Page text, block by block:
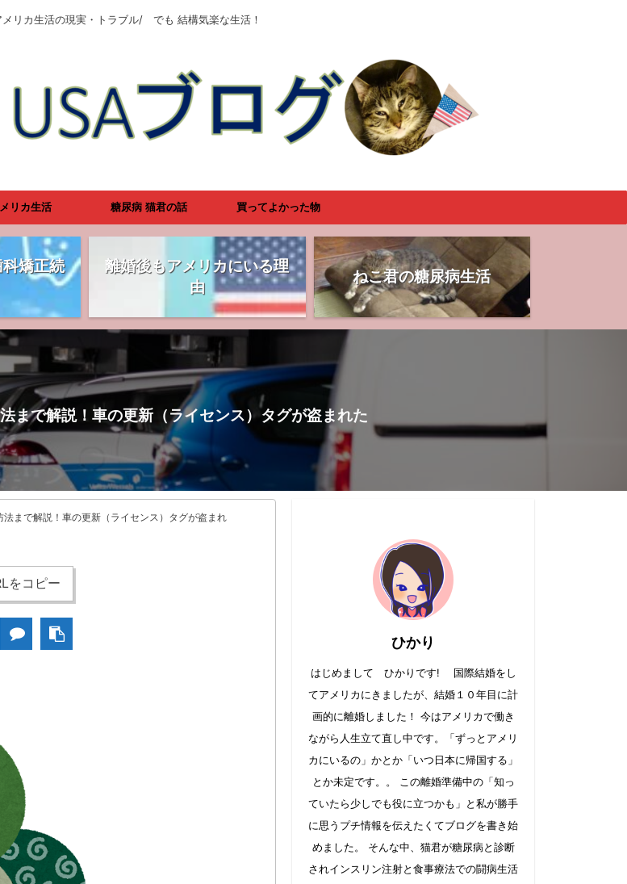
メリカ生活の現実・トラブル/ でも 結構気楽な生活！
リカ生活 糖尿病 猫君の話 買ってよかった物
矯正続
離婚後もアメリカにいる理
由
ねこ君の糖尿病生活
まで解説！車の更新（ライセンス）タグが盗まれた
まで解説！車の更新（ライセンス）タグが盗まれ
をコピー
ひかり
はじめまして ひかりです! 国際結婚をし
てアメリカにきましたが、結婚１０年目に計
画的に離婚しました！ 今はアメリカで働き
ながら人生立て直し中です。「ずっとアメリ
カにいるの」かとか「いつ日本に帰国する」
とか未定です。。 この離婚準備中の「知っ
ていたら少しでも役に立つかも」と私が勝手
に思うプチ情報を伝えたくてブログを書き始
めました。 そんな中、猫君が糖尿病と診断
されインスリン注射と食事療法での闘病生活